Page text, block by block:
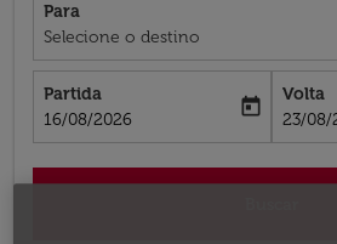
Para
Selecione o destino
Partida
fc-booking-departure-date-aria-label
16/08/2026
today
Volta
fc-
23/08/